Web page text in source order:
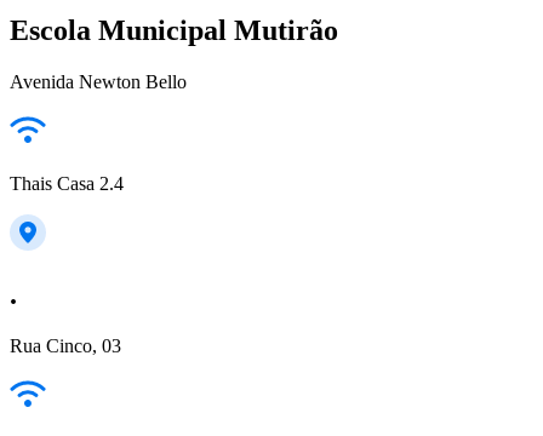
Escola Municipal Mutirão
Avenida Newton Bello
Thais Casa 2.4
.
Rua Cinco, 03